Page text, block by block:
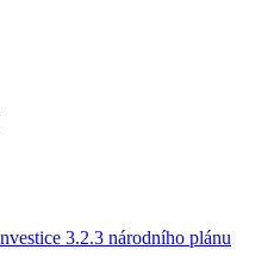
3.2.3 národního plánu